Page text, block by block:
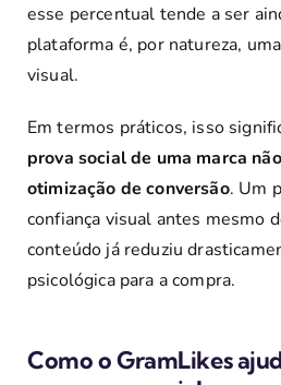
esse percentual tende a ser
plataforma é, por natureza,
visual.
Em termos práticos, isso
prova social de uma marca
otimização de conversão. Um
confiança visual antes mesmo
conteúdo já reduziu
psicológica para a compra.
Como o GramLikes